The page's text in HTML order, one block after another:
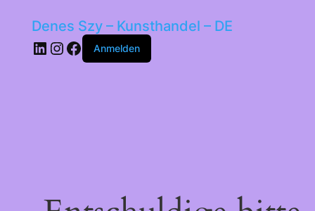
Denes Szy – Kunsthandel – DE
LinkedIn
Instagram
Facebook
Anmelden